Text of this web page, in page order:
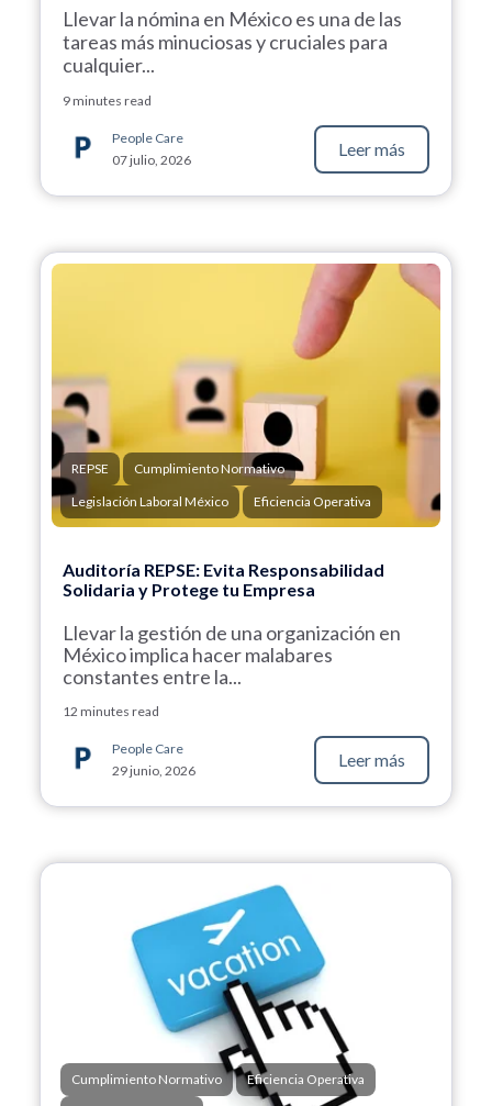
Llevar la nómina en México es una de las
tareas más minuciosas y cruciales para
cualquier...
9 minutes read
People Care
07 julio, 2026
Leer más
REPSE
Cumplimiento Normativo
Legislación Laboral México
Eficiencia Operativa
Auditoría REPSE: Evita Responsabilidad
Solidaria y Protege tu Empresa
Llevar la gestión de una organización en
México implica hacer malabares
constantes entre la...
12 minutes read
People Care
29 junio, 2026
Leer más
Cumplimiento Normativo
Eficiencia Operativa